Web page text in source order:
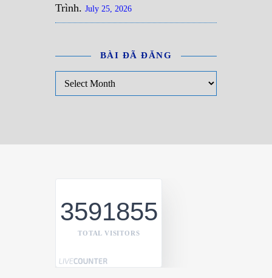
Trình. July 25, 2026
BÀI ĐÃ ĐĂNG
3591855
TOTAL VISITORS